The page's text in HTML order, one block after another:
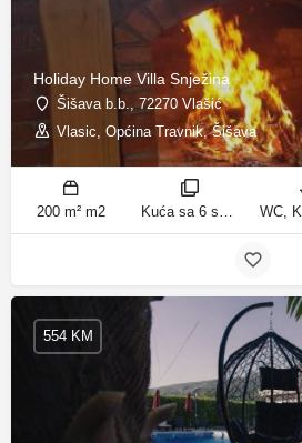
Holiday Home Villa Snježina
Šišava b.b., 72270 Vlašić
Vlasic, Općina Travnik, Šišava
200 m² m2
554 KM